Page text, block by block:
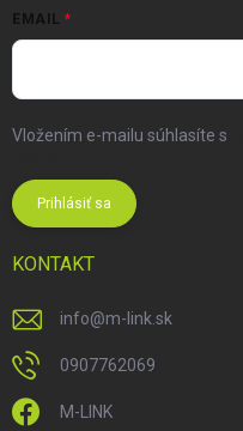
EMAIL
Vložením e-mailu súhlasíte s
Prihlásiť sa
KONTAKT
info@m-link.sk
0907762069
M-LINK